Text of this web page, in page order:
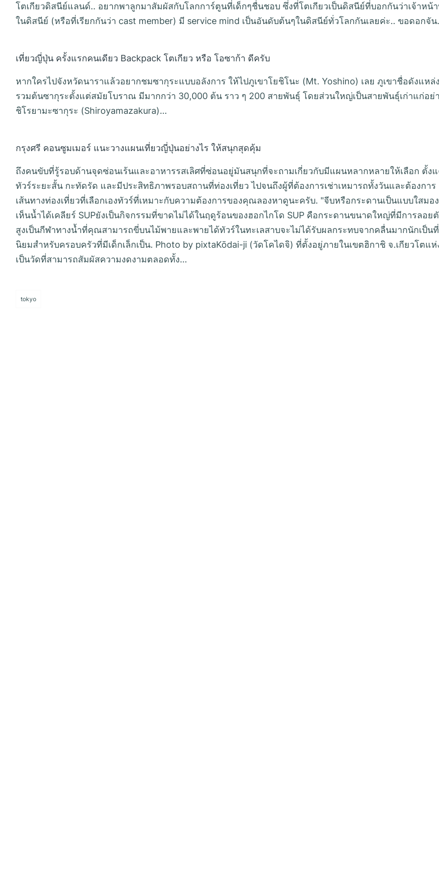
โตเกียวดิสนีย์แลนด์.. อยากพาลูกมาสัมผัสกับโลกการ์ตูนที่เด็กๆชื่นชอบ ซึ่งที่โตเกียวเป็นดิสนีย์ที่บอกกันว่าเจ้าหน้
ในดิสนีย์ (หรือที่เรียกกันว่า cast member) มี service mind เป็นอันดับต้นๆในดิสนีย์ทั่วโลกกันเลยค่ะ.. ขอดอกจั
เที่ยวญี่ปุ่น ครั้งแรกคนเดียว Backpack โตเกียว หรือ โอซาก้า ดีครับ
หากใครไปจังหวัดนาราแล้วอยากชมซากุระแบบอลังการ ให้ไปภูเขาโยชิโนะ (Mt. Yoshino) เลย ภูเขาชื่อดังแหล่
รวมต้นซากุระตั้งแต่สมัยโบราณ มีมากกว่า 30,000 ต้น ราว ๆ 200 สายพันธุ์ โดยส่วนใหญ่เป็นสายพันธุ์เก่าแก่อย่
ชิโรยามะซากุระ (Shiroyamazakura)…
กรุงศรี คอนซูมเมอร์ แนะวางแผนเที่ยวญี่ปุ่นอย่างไร ให้สนุกสุดคุ้ม
ถึงคนขับที่รู้รอบด้านจุดซ่อนเร้นและอาหารรสเลิศที่ซ่อนอยู่มันสนุกที่จะถามเกี่ยวกับมีแผนหลากหลายให้เลือก ตั้ง
ทัวร์ระยะสั้น กะทัดรัด และมีประสิทธิภาพรอบสถานที่ท่องเที่ยว ไปจนถึงผู้ที่ต้องการเช่าเหมารถทั้งวันและต้องการ
เส้นทางท่องเที่ยวที่เลือกเองทัวร์ที่เหมาะกับความต้องการของคุณลองหาดูนะครับ. "จีบหรือกระดานเป็นแบบใสมอง
เห็นน้ำได้เคลียร์ SUPยังเป็นกิจกรรมที่ขาดไม่ได้ในฤดูร้อนของฮอกไกโด SUP คือกระดานขนาดใหญ่ที่มีการลอย
สูงเป็นกีฬาทางน้ำที่คุณสามารถขี่บนไม้พายและพายได้ทัวร์ในทะเลสาบจะไม่ได้รับผลกระทบจากคลื่นมากนักเป็นที่
นิยมสำหรับครอบครัวที่มีเด็กเล็กเป็น. Photo by pixtaKōdai-ji (วัดโคไดจิ) ที่ตั้งอยู่ภายในเขตฮิกาชิ จ.เกียวโตแห่
เป็นวัดที่สามารถสัมผัสความงดงามตลอดทั้ง…
tokyo